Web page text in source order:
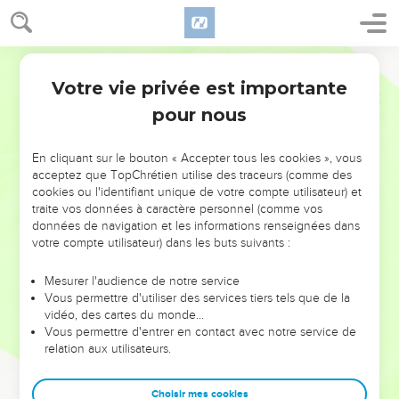
NE MANQUEZ PAS L’ÉVÉNEMENT
DE L’ANNÉE !
ET SI LEURS ERREURS POUVAIENT VOUS ÉVITER LES
VOTRES ?
leur foi ou leur vision. Mais on voit moins les doutes, les erreurs
et les saisons difficiles qu'ils ont traversés, alors même que ce
sont elles qui les ont façonnés.
Dans cette conférence, leaders, entrepreneurs, et responsables
clés pour avancer avec plus de sagesse afin que leurs erreurs
Votre vie privée est importante
pour nous
En cliquant sur le bouton « Accepter tous les cookies », vous
acceptez que TopChrétien utilise des traceurs (comme des
cookies ou l'identifiant unique de votre compte utilisateur) et
traite vos données à caractère personnel (comme vos
données de navigation et les informations renseignées dans
votre compte utilisateur) dans les buts suivants :
Mesurer l'audience de notre service
Vous permettre d'utiliser des services tiers tels que de la
vidéo, des cartes du monde…
Vous permettre d'entrer en contact avec notre service de
relation aux utilisateurs.
Choisir mes cookies